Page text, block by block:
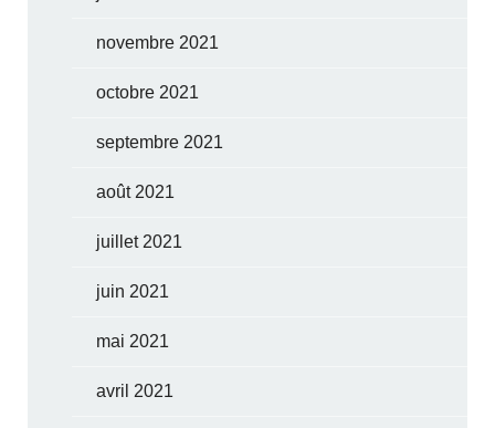
novembre 2021
octobre 2021
septembre 2021
août 2021
juillet 2021
juin 2021
mai 2021
avril 2021